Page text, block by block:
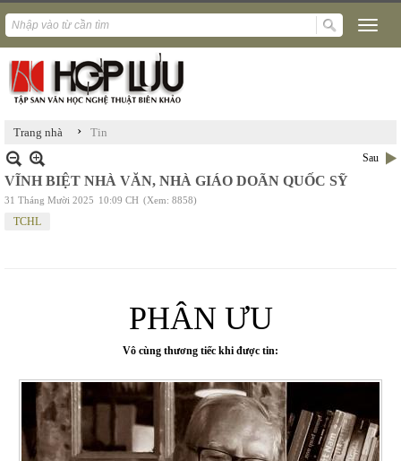
Trang nhà › Tin
Sau
VĨNH BIỆT NHÀ VĂN, NHÀ GIÁO DOÃN QUỐC SỸ
31 Tháng Mười 2025 10:09 CH (Xem: 8858)
TCHL
PHÂN ƯU
Vô cùng thương tiếc khi được tin: